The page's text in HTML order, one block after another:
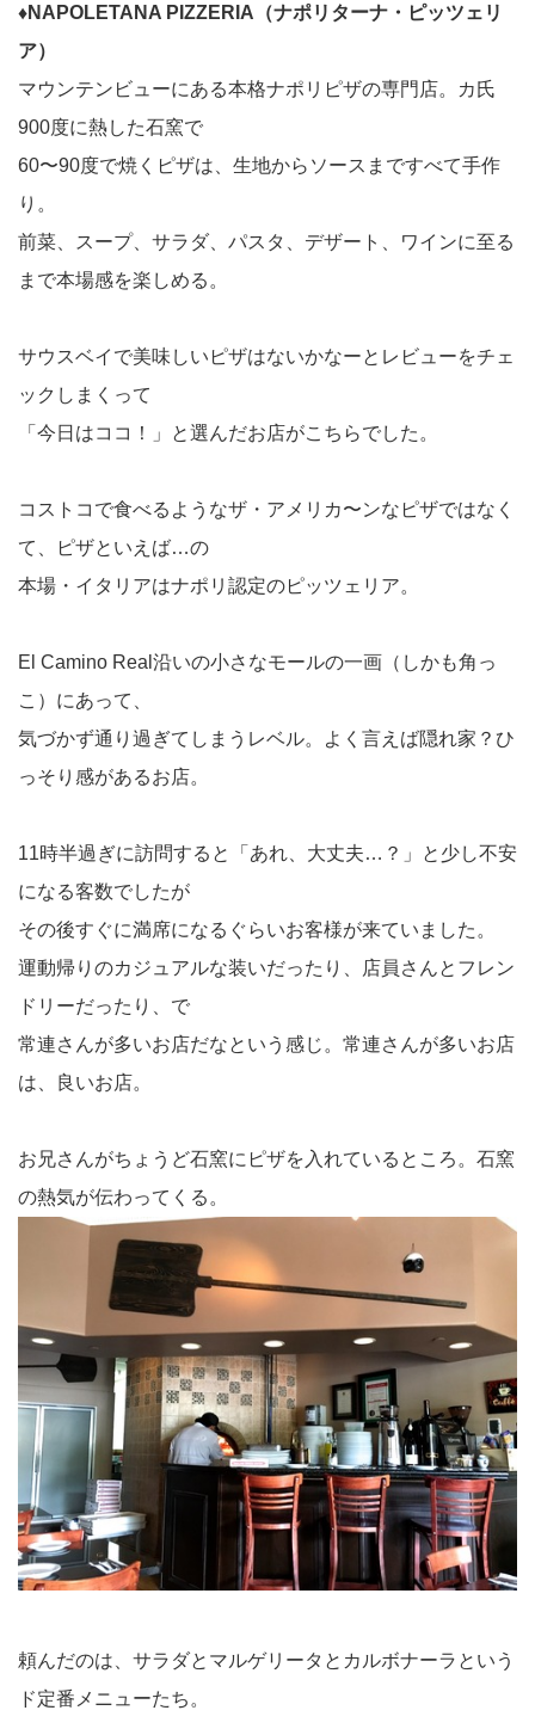
♦︎NAPOLETANA PIZZERIA（ナポリターナ・ピッツェリ
ア）
マウンテンビューにある本格ナポリピザの専門店。カ氏
900度に熱した石窯で
60〜90度で焼くピザは、生地からソースまですべて手作
り。
前菜、スープ、サラダ、パスタ、デザート、ワインに至る
まで本場感を楽しめる。
サウスベイで美味しいピザはないかなーとレビューをチェ
ックしまくって
「今日はココ！」と選んだお店がこちらでした。
コストコで食べるようなザ・アメリカ〜ンなピザではなく
て、ピザといえば…の
本場・イタリアはナポリ認定のピッツェリア。
El Camino Real沿いの小さなモールの一画（しかも角っ
こ）にあって、
気づかず通り過ぎてしまうレベル。よく言えば隠れ家？ひ
っそり感があるお店。
11時半過ぎに訪問すると「あれ、大丈夫…？」と少し不安
になる客数でしたが
その後すぐに満席になるぐらいお客様が来ていました。
運動帰りのカジュアルな装いだったり、店員さんとフレン
ドリーだったり、で
常連さんが多いお店だなという感じ。常連さんが多いお店
は、良いお店。
お兄さんがちょうど石窯にピザを入れているところ。石窯
の熱気が伝わってくる。
頼んだのは、サラダとマルゲリータとカルボナーラという
ド定番メニューたち。